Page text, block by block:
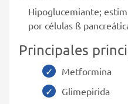
Hipoglucemiante;
por células ß
Principales
Metformina
Glimepirida